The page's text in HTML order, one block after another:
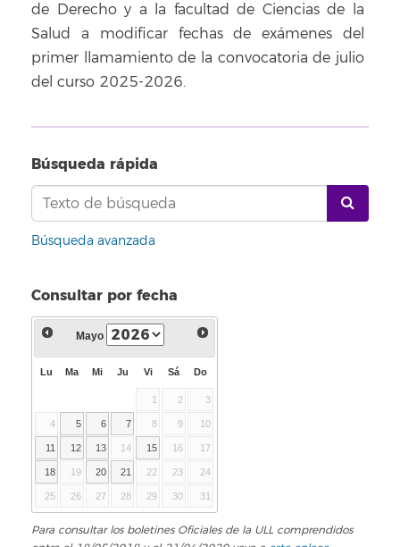
de Derecho y a la facultad de Ciencias de la
Salud a modificar fechas de exámenes del
primer llamamiento de la convocatoria de julio
del curso 2025-2026.
Búsqueda rápida
Búsqueda avanzada
Consultar por fecha
Mayo
Lu Ma Mi Ju Vi Sá Do
1 2 3
4 5 6 7 8 9 10
11 12 13 14 15 16 17
18 19 20 21 22 23 24
25 26 27 28 29 30 31
Para consultar los boletines Oficiales de la ULL comprendidos